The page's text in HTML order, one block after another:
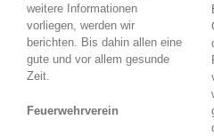
weitere Informationen
vorliegen, werden wir
berichten. Bis dahin allen eine
gute und vor allem gesunde
Zeit.
Feuerwehrverein